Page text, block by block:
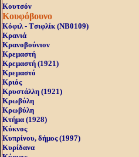
Κουτσόν
Κουφόβουνο
Κόφιλ - Tσιφλίκ (NB0109)
Κρανιά
Κρανοβούνιον
Κρεμαστή
Κρεμαστή (1921)
Κρεμαστό
Κριός
Κρυστάλλη (1921)
Κρωβύλη
Κρωβύλη
Κτήμα (1928)
Κύκνος
Κυπρίνου, δήμος (1997)
Κυρίδανα